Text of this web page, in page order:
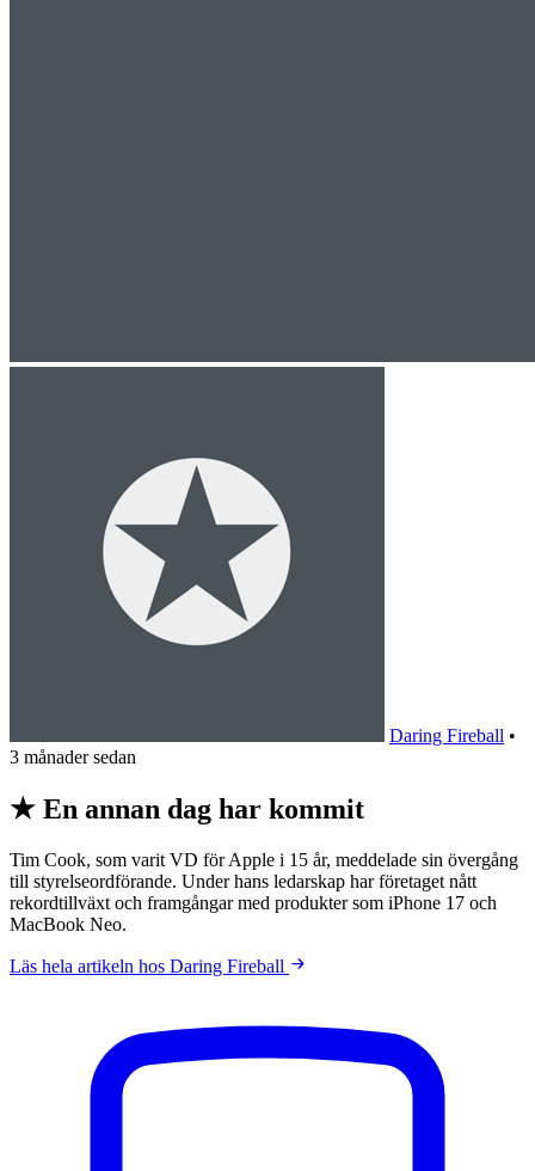
Daring Fireball •
3 månader sedan
★ En annan dag har kommit
Tim Cook, som varit VD för Apple i 15 år, meddelade sin övergång
till styrelseordförande. Under hans ledarskap har företaget nått
rekordtillväxt och framgångar med produkter som iPhone 17 och
MacBook Neo.
Läs hela artikeln hos Daring Fireball